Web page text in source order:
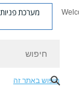
מערכת פניות
חיפוש באתר זה